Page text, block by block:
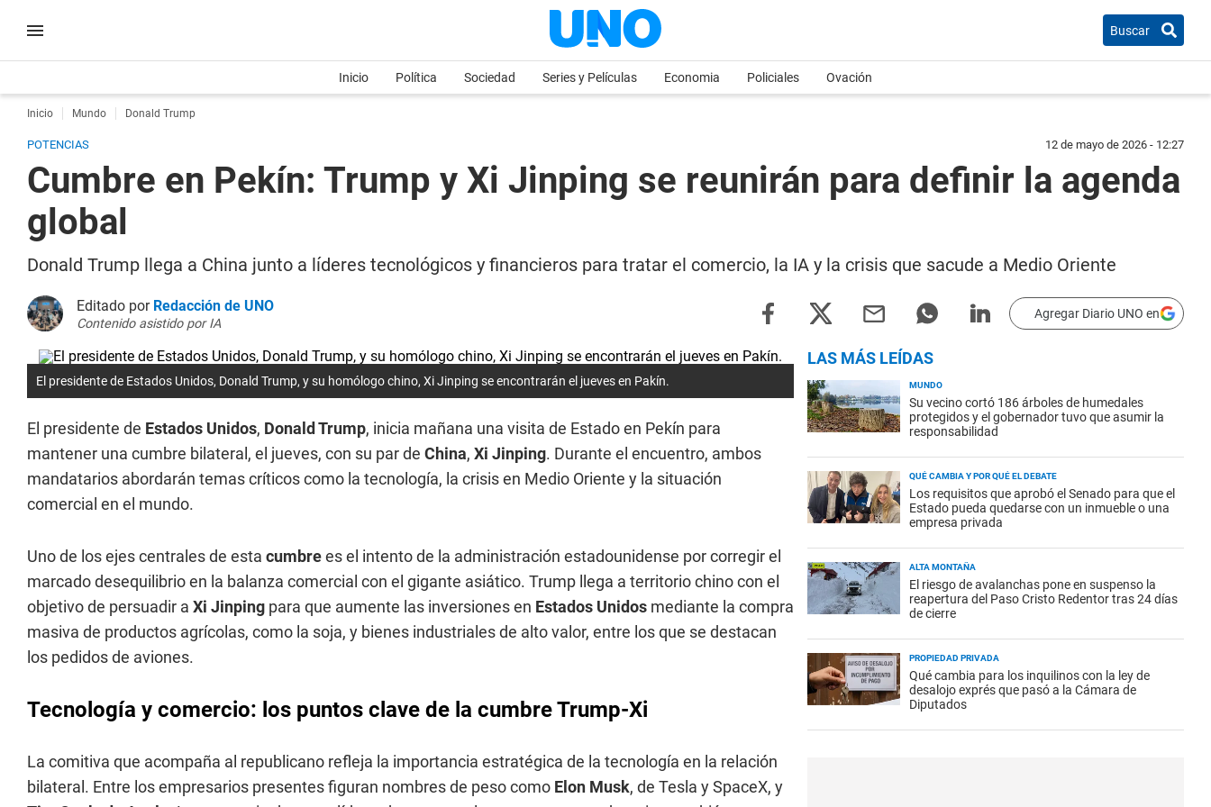
Buscar
Inicio Política Sociedad Series y Películas Economia Policiales Ovación
Inicio Mundo Donald Trump
POTENCIAS 12 de mayo de 2026 - 12:27
Cumbre en Pekín: Trump y Xi Jinping se reunirán para definir la agenda
global
Donald Trump llega a China junto a líderes tecnológicos y financieros para tratar el comercio, la IA y la crisis que sacude a Medio Oriente
Editado por Redacción de UNO
Contenido asistido por IA
Agregar Diario UNO en
El presidente de Estados Unidos, Donald Trump, y su homólogo chino, Xi Jinping se encontrarán el jueves en Pakín.
El presidente de Estados Unidos, Donald Trump, inicia mañana una visita de Estado en Pekín para
mantener una cumbre bilateral, el jueves, con su par de China, Xi Jinping. Durante el encuentro, ambos
mandatarios abordarán temas críticos como la tecnología, la crisis en Medio Oriente y la situación
comercial en el mundo.
Uno de los ejes centrales de esta cumbrees el intento de la administración estadounidense por corregir el
marcado desequilibrio en la balanza comercial con el gigante asiático. Trump llega a territorio chino con el
objetivo de persuadir a Xi Jinping para que aumente las inversiones en Estados Unidos mediante la compra
masiva de productos agrícolas, como la soja, y bienes industriales de alto valor, entre los que se destacan
los pedidos de aviones.
Tecnología y comercio: los puntos clave de la cumbre Trump-Xi
La comitiva que acompaña al republicano refleja la importancia estratégica de la tecnología en la relación
bilateral. Entre los empresarios presentes figuran nombres de peso como Elon Musk, de Tesla y SpaceX, y
LAS MÁS LEÍDAS
MUNDO
Su vecino cortó 186 árboles de humedales
protegidos y el gobernador tuvo que asumir la
responsabilidad
QUÉ CAMBIA Y POR QUÉ EL DEBATE
Los requisitos que aprobó el Senado para que el
Estado pueda quedarse con un inmueble o una
empresa privada
ALTA MONTAÑA
El riesgo de avalanchas pone en suspenso la
reapertura del Paso Cristo Redentor tras 24 días
de cierre
PROPIEDAD PRIVADA
Qué cambia para los inquilinos con la ley de
desalojo exprés que pasó a la Cámara de
Diputados